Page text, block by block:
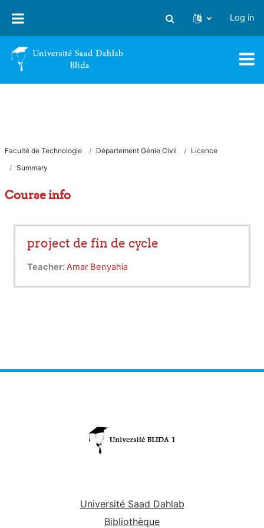
Toggle search input
Log in
Faculté de Technologie Département Génie Civil
Licence
Summary
Course info
project de fin de cycle
Teacher:Amar Benyahia
Université Saad Dahlab
Bibliothèque